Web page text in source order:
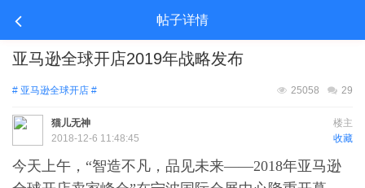
帖子详情
亚马逊全球开店2019年战略发布
# 亚马逊全球开店 # 29
25058
楼主
猫儿无神
收藏
2018-12-6 11:48:45
今天上午，“智造不凡，品见未来——2018年亚马逊